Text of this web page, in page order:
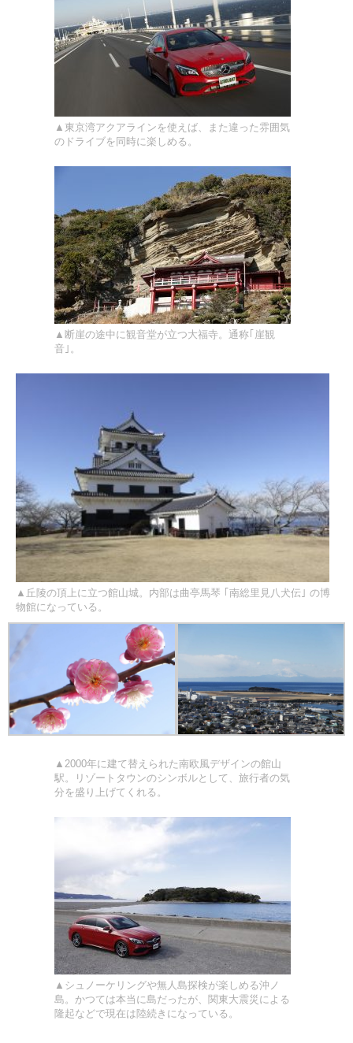
▲東京湾アクアラインを使えば、また違った雰囲気
のドライブを同時に楽しめる。
▲断崖の途中に観音堂が立つ大福寺。通称｢崖観
音｣。
▲丘陵の頂上に立つ館山城。内部は曲亭馬琴 ｢南総里見八犬伝｣ の博
物館になっている。
▲2000年に建て替えられた南欧風デザインの館山
駅。リゾートタウンのシンボルとして、旅行者の気
分を盛り上げてくれる。
▲シュノーケリングや無人島探検が楽しめる沖ノ
島。かつては本当に島だったが、関東大震災による
隆起などで現在は陸続きになっている。